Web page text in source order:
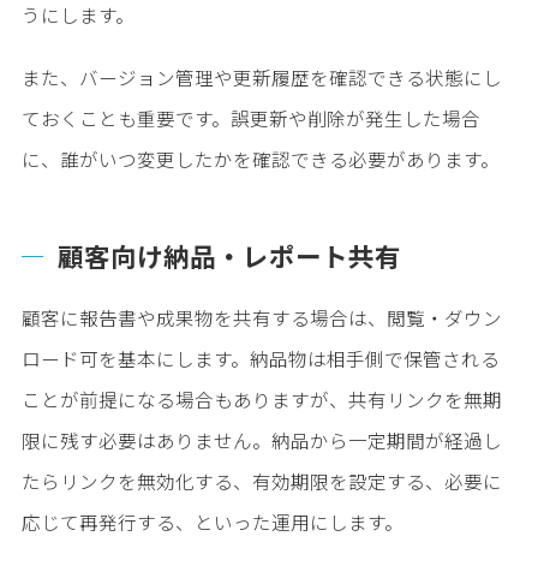
うにします。
また、バージョン管理や更新履歴を確認できる状態にし
ておくことも重要です。誤更新や削除が発生した場合
に、誰がいつ変更したかを確認できる必要があります。
顧客向け納品・レポート共有
顧客に報告書や成果物を共有する場合は、閲覧・ダウン
ロード可を基本にします。納品物は相手側で保管される
ことが前提になる場合もありますが、共有リンクを無期
限に残す必要はありません。納品から一定期間が経過し
たらリンクを無効化する、有効期限を設定する、必要に
応じて再発行する、といった運用にします。